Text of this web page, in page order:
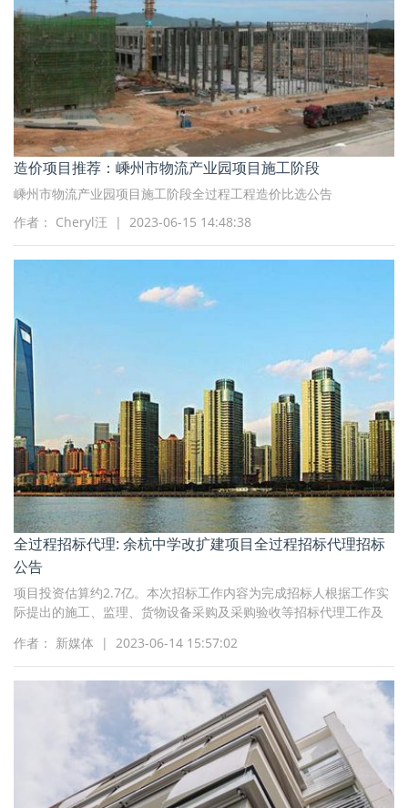
造价项目推荐：嵊州市物流产业园项目施工阶段
嵊州市物流产业园项目施工阶段全过程工程造价比选公告
作者： Cheryl汪 | 2023-06-15 14:48:38
全过程招标代理: 余杭中学改扩建项目全过程招标代理招标
公告
项目投资估算约2.7亿。本次招标工作内容为完成招标人根据工作实
际提出的施工、监理、货物设备采购及采购验收等招标代理工作及
作者： 新媒体 | 2023-06-14 15:57:02